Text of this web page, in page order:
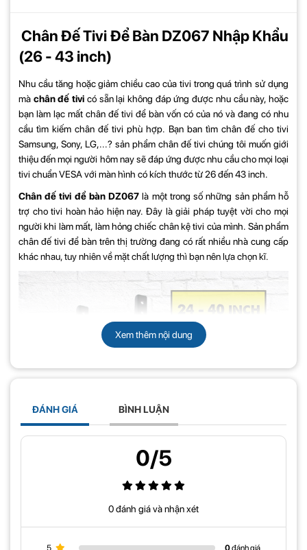
Chân Đế Tivi Để Bàn DZ067 Nhập Khẩu
(26 - 43 inch)
Nhu cầu tăng hoặc giảm chiều cao của tivi trong quá trình sử dụng
mà chân đế tivi có sẵn lại không đáp ứng được nhu cầu này, hoặc
bạn làm lạc mất chân đế tivi để bàn vốn có của nó và đang có nhu
cầu tìm kiếm chân đế tivi phù hợp. Bạn ban tìm chân đế cho tivi
Samsung, Sony, LG,...? sản phẩm chân đế tivi chúng tôi muốn giới
thiệu đến mọi người hôm nay sẽ đáp ứng được nhu cầu cho mọi loại
tivi chuẩn VESA với màn hình có kích thước từ 26 đến 43 inch.
Chân đế tivi để bàn DZ067 là một trong số những sản phẩm hỗ
trợ cho tivi hoàn hảo hiện nay. Đây là giải pháp tuyệt vời cho mọi
người khi làm mất, làm hỏng chiếc chân kệ tivi của mình. Sản phẩm
chân đế tivi để bàn trên thị trường đang có rất nhiều nhà cung cấp
khác nhau, tuy nhiên về mặt chất lượng thì bạn nên lựa chọn kĩ.
Xem thêm nội dung
ĐÁNH GIÁ BÌNH LUẬN
0/5
0 đánh giá và nhận xét
5 0đánh giá